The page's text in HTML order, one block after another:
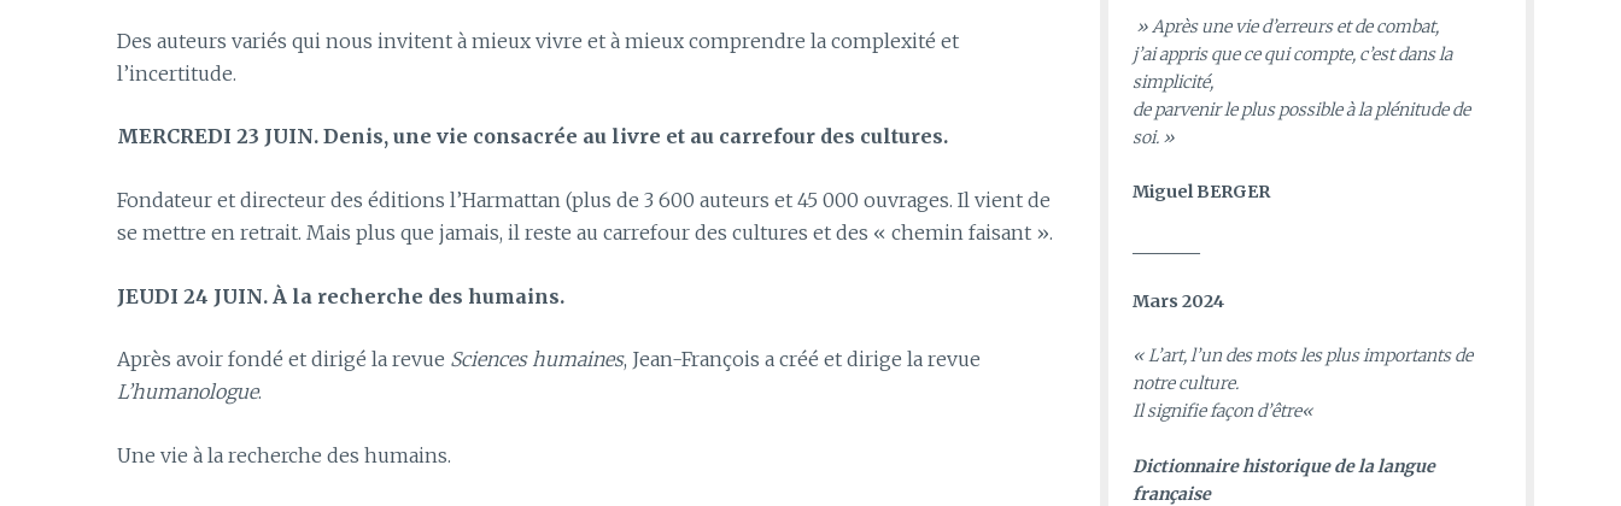
Des auteurs variés qui nous invitent à mieux vivre et à mieux comprendre la complexité et
l’incertitude.
MERCREDI 23 JUIN. Denis, une vie consacrée au livre et au carrefour des cultures.
Fondateur et directeur des éditions l’Harmattan (plus de 3 600 auteurs et 45 000 ouvrages. Il vient de
se mettre en retrait. Mais plus que jamais, il reste au carrefour des cultures et des « chemin faisant ».
JEUDI 24 JUIN. À la recherche des humains.
Après avoir fondé et dirigé la revue Sciences humaines, Jean-François a créé et dirige la revue
L’humanologue.
Une vie à la recherche des humains.
» Après une vie d’erreurs et de combat,
j’ai appris que ce qui compte, c’est dans la
simplicité,
de parvenir le plus possible à la plénitude de
soi. »
Miguel BERGER
Mars 2024
«L’art, l’un des mots les plus importants de
notre culture.
Il signifie façon d’être«
Dictionnaire historique de la langue
française